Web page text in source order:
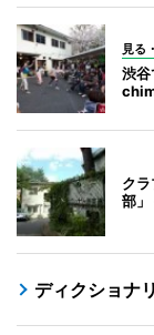
見る
渋谷
ク
部」
ディクショナ